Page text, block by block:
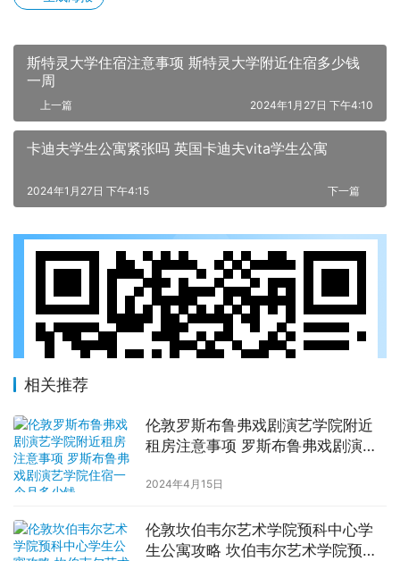
斯特灵大学住宿注意事项 斯特灵大学附近住宿多少钱
一周
上一篇 2024年1月27日 下午4:10
卡迪夫学生公寓紧张吗 英国卡迪夫vita学生公寓
下一篇
2024年1月27日 下午4:15
相关推荐
伦敦罗斯布鲁弗戏剧演艺学院附近
租房注意事项 罗斯布鲁弗戏剧演艺
2024年4月15日
伦敦坎伯韦尔艺术学院预科中心学
生公寓攻略 坎伯韦尔艺术学院预科